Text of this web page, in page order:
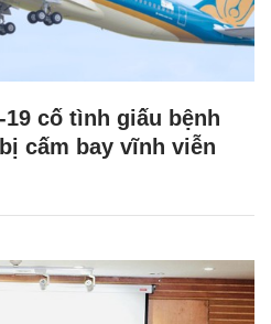
cố tình giấu bệnh
cấm bay vĩnh viễn